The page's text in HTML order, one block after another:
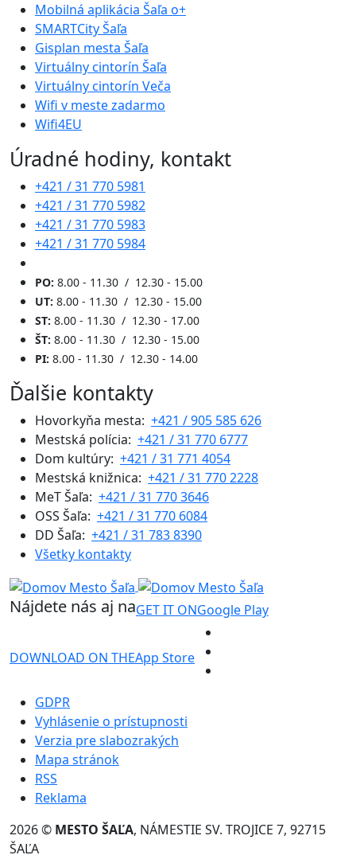
Mobilná aplikácia Šaľa o+
SMARTCity Šaľa
Gisplan mesta Šaľa
Virtuálny cintorín Šaľa
Virtuálny cintorín Veča
Wifi v meste zadarmo
Wifi4EU
Úradné hodiny, kontakt
+421 / 31 770 5981
+421 / 31 770 5982
+421 / 31 770 5983
+421 / 31 770 5984
PO: 8.00 - 11.30 / 12.30 - 15.00
UT: 8.00 - 11.30 / 12.30 - 15.00
ST: 8.00 - 11.30 / 12.30 - 17.00
ŠT: 8.00 - 11.30 / 12.30 - 15.00
PI: 8.00 - 11.30 / 12.30 - 14.00
Ďalšie kontakty
Hovorkyňa mesta: +421 / 905 585 626
Mestská polícia: +421 / 31 770 6777
Dom kultúry: +421 / 31 771 4054
Mestská knižnica: +421 / 31 770 2228
MeT Šaľa: +421 / 31 770 3646
OSS Šaľa: +421 / 31 770 6084
DD Šaľa: +421 / 31 783 8390
Všetky kontakty
Nájdete nás aj naGET IT ONGoogle Play
DOWNLOAD ON THEApp Store
GDPR
Vyhlásenie o prístupnosti
Verzia pre slabozrakých
Mapa stránok
RSS
Reklama
2026 © MESTO ŠAĽA, NÁMESTIE SV. TROJICE 7, 92715
ŠAĽA